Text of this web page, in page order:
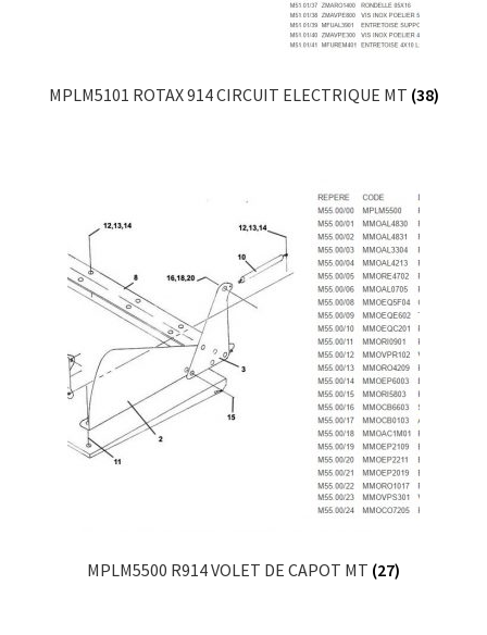
MPLM5101 ROTAX 914 CIRCUIT ELECTRIQUE MT (38)
MPLM5500 R914 VOLET DE CAPOT MT (27)